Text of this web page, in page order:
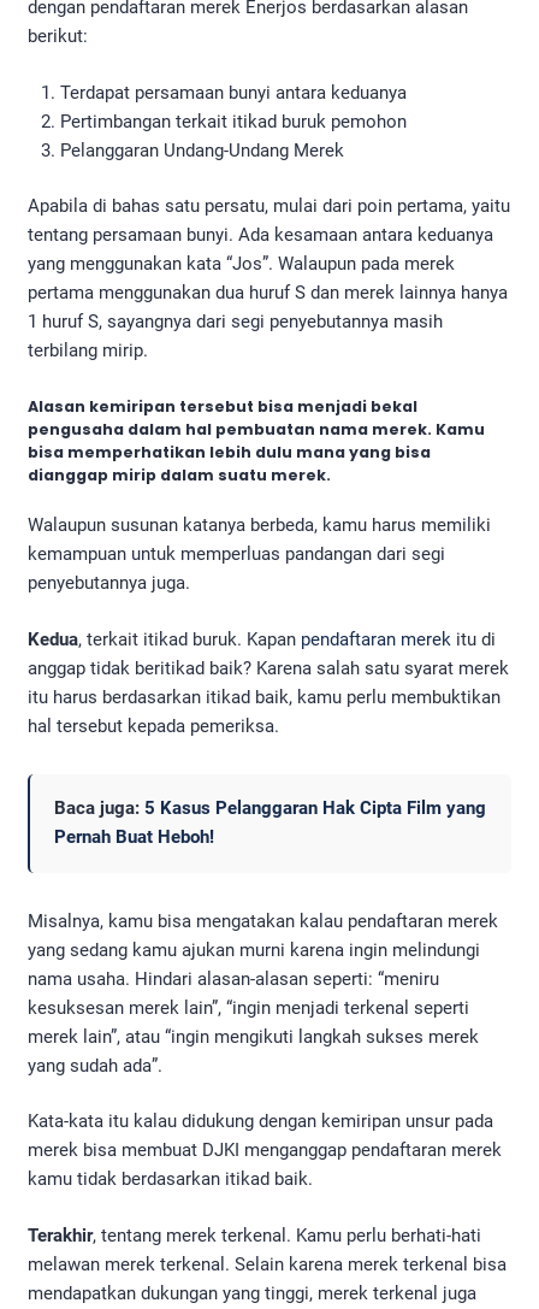
dengan pendaftaran merek Enerjos berdasarkan alasan
berikut:
Terdapat persamaan bunyi antara keduanya
Pertimbangan terkait itikad buruk pemohon
Pelanggaran Undang-Undang Merek
Apabila di bahas satu persatu, mulai dari poin pertama, yaitu
tentang persamaan bunyi. Ada kesamaan antara keduanya
yang menggunakan kata “Jos”. Walaupun pada merek
pertama menggunakan dua huruf S dan merek lainnya hanya
1 huruf S, sayangnya dari segi penyebutannya masih
terbilang mirip.
Alasan kemiripan tersebut bisa menjadi bekal
pengusaha dalam hal pembuatan nama merek. Kamu
bisa memperhatikan lebih dulu mana yang bisa
dianggap mirip dalam suatu merek.
Walaupun susunan katanya berbeda, kamu harus memiliki
kemampuan untuk memperluas pandangan dari segi
penyebutannya juga.
Kedua, terkait itikad buruk. Kapan pendaftaran merek itu di
anggap tidak beritikad baik? Karena salah satu syarat merek
itu harus berdasarkan itikad baik, kamu perlu membuktikan
hal tersebut kepada pemeriksa.
Baca juga: 5 Kasus Pelanggaran Hak Cipta Film yang
Pernah Buat Heboh!
Misalnya, kamu bisa mengatakan kalau pendaftaran merek
yang sedang kamu ajukan murni karena ingin melindungi
nama usaha. Hindari alasan-alasan seperti: “meniru
kesuksesan merek lain”, “ingin menjadi terkenal seperti
merek lain”, atau “ingin mengikuti langkah sukses merek
yang sudah ada”.
Kata-kata itu kalau didukung dengan kemiripan unsur pada
merek bisa membuat DJKI menganggap pendaftaran merek
kamu tidak berdasarkan itikad baik.
Terakhir, tentang merek terkenal. Kamu perlu berhati-hati
melawan merek terkenal. Selain karena merek terkenal bisa
mendapatkan dukungan yang tinggi, merek terkenal juga